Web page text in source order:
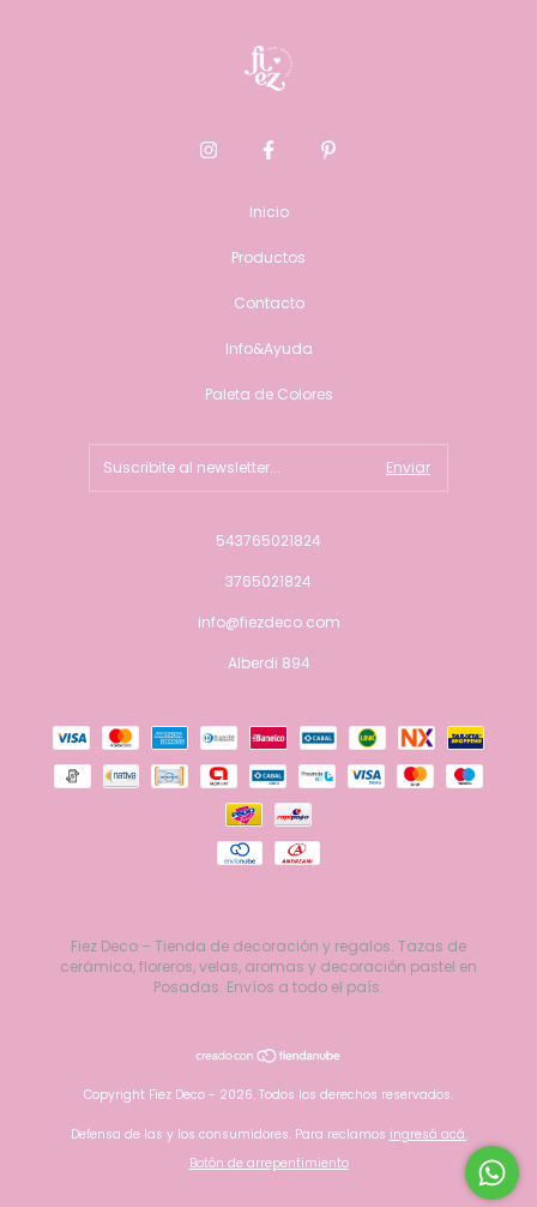
Inicio
Productos
Contacto
Info&Ayuda
Paleta de Colores
543765021824
3765021824
info@fiezdeco.com
Alberdi 894
Fiez Deco – Tienda de decoración y regalos. Tazas de
cerámica, floreros, velas, aromas y decoración pastel en
Posadas. Envíos a todo el país.
Copyright Fiez Deco - 2026. Todos los derechos reservados.
Defensa de las y los consumidores. Para reclamos ingresá acá.
Botón de arrepentimiento